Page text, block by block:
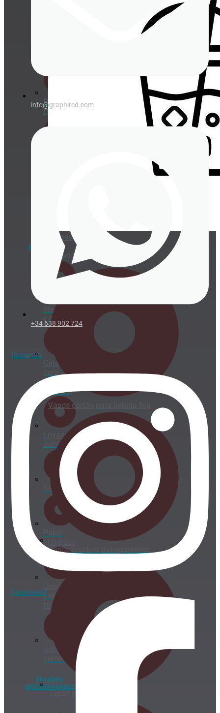
Packaging
fritos
Envases
ensaladas
noodles
y caldos
Caja
helado
de corte
Envases
isotérmicos
Servilletas
antigrasa
Cono
papel
fritos
Adhesivos
personalizados
ENVASES
BIODEGRADABLES
BEBIDA FRÍA
Vasos cartón para bebida fría
Vasos plástico transparentes
info@graphired.com
+34 638 902 724
Instagram
Facebook-f